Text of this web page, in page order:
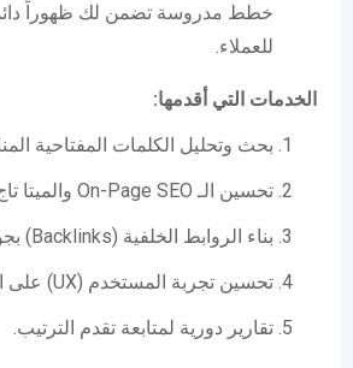
خطط مدروسة تضمن لك ظهوراً
للعملاء.
الخدمات التي أقدمها:
بحث وتحليل الكلمات المفتاحية
تحسين الـ On-Page SEO والميتا تاج (Meta Tags).
بناء الروابط الخلفية (Backlinks) بجودة عالية.
تحسين تجربة المستخدم (UX) على الموبايل والكمبيوتر.
تقارير دورية لمتابعة تقدم الترتيب.